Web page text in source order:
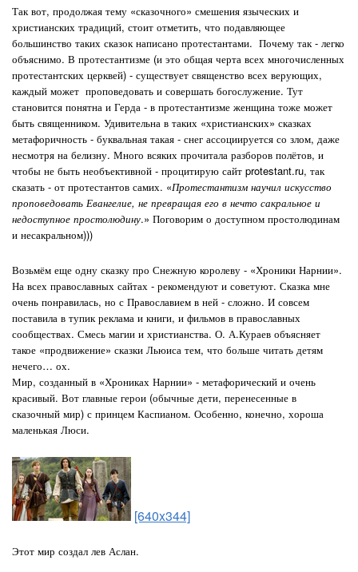
Так вот, продолжая тему «сказочного» смешения языческих и
христианских традиций, стоит отметить, что подавляющее
большинство таких сказок написано протестантами. Почему так - легко
объяснимо. В протестантизме (и это общая черта всех многочисленных
протестантских церквей) - существует священство всех верующих,
каждый может проповедовать и совершать богослужение. Тут
становится понятна и Герда - в протестантизме женщина тоже может
быть священником. Удивительна в таких «христианских» сказках
метафоричность - буквальная такая - снег ассоциируется со злом, даже
несмотря на белизну. Много всяких прочитала разборов полётов, и
чтобы не быть необъективной - процитирую сайт protestant.ru, так
сказать - от протестантов самих. «Протестантизм научил искусство
проповедовать Евангелие, не превращая его в нечто сакральное и
недоступное простолюдину.» Поговорим о доступном простолюдинам
и несакральном)))
Возьмём еще одну сказку про Снежную королеву - «Хроники Нарнии».
На всех православных сайтах - рекомендуют и советуют. Сказка мне
очень понравилась, но с Православием в ней - сложно. И совсем
поставила в тупик реклама и книги, и фильмов в православных
сообществах. Смесь магии и христианства. О. А.Кураев объясняет
такое «продвижение» сказки Льюиса тем, что больше читать детям
нечего… ох.
Мир, созданный в «Хрониках Нарнии» - метафорический и очень
красивый. Вот главные герои (обычные дети, перенесенные в
сказочный мир) с принцем Каспианом. Особенно, конечно, хороша
маленькая Люси.
[640x344]
Этот мир создал лев Аслан.